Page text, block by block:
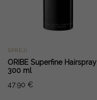
SPREJI
ORIBE Superfine Hairspray
300 ml
47.90 €